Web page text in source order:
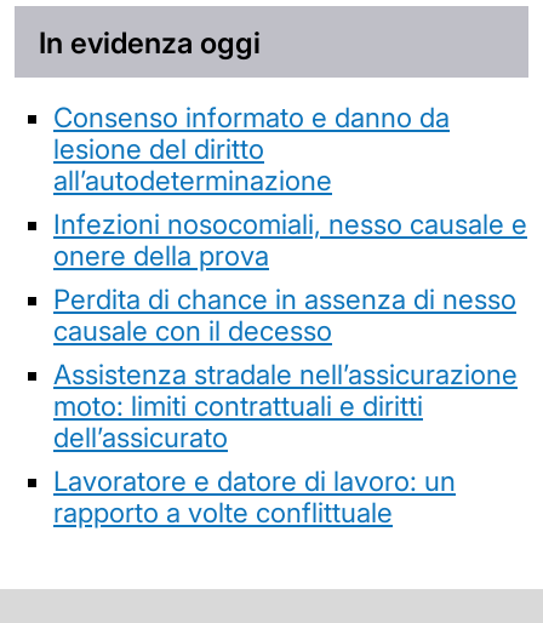
In evidenza oggi
Consenso informato e danno da
lesione del diritto
all’autodeterminazione
Infezioni nosocomiali, nesso causale e
onere della prova
Perdita di chance in assenza di nesso
causale con il decesso
Assistenza stradale nell’assicurazione
moto: limiti contrattuali e diritti
dell’assicurato
Lavoratore e datore di lavoro: un
rapporto a volte conflittuale